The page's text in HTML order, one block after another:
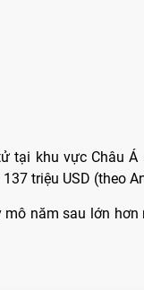
tại khu vực Châu
triệu USD (theo
năm sau lớn